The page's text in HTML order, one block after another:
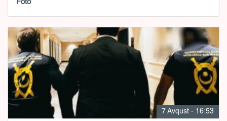
Foto
7 Avqust - 16:53